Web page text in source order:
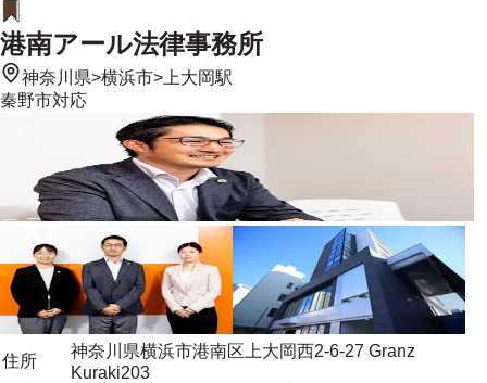
港南アール法律事務所
神奈川県>横浜市> 上大岡駅
秦野市対応
住所
神奈川県横浜市港南区上大岡西2-6-27 Granz
Kuraki203